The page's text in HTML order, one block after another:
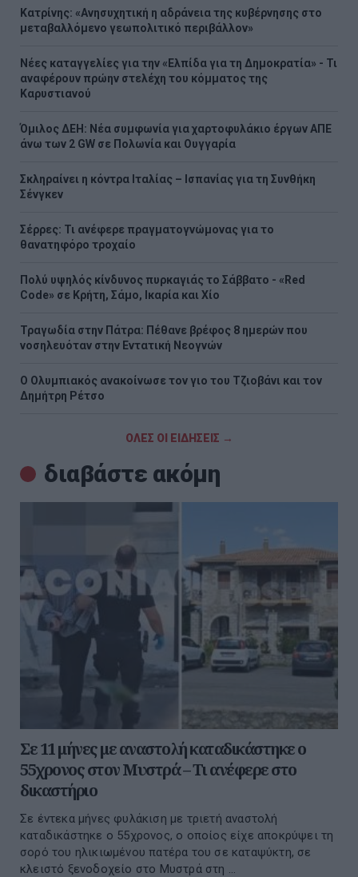
Κατρίνης: «Ανησυχητική η αδράνεια της κυβέρνησης στο
μεταβαλλόμενο γεωπολιτικό περιβάλλον»
Νέες καταγγελίες για την «Ελπίδα για τη Δημοκρατία» - Τι
αναφέρουν πρώην στελέχη του κόμματος της
Καρυστιανού
Όμιλος ΔΕΗ: Νέα συμφωνία για χαρτοφυλάκιο έργων ΑΠΕ
άνω των 2 GW σε Πολωνία και Ουγγαρία
Σκληραίνει η κόντρα Ιταλίας – Ισπανίας για τη Συνθήκη
Σένγκεν
Σέρρες: Τι ανέφερε πραγματογνώμονας για το
θανατηφόρο τροχαίο
Πολύ υψηλός κίνδυνος πυρκαγιάς το Σάββατο - «Red
Code» σε Κρήτη, Σάμο, Ικαρία και Χίο
Τραγωδία στην Πάτρα: Πέθανε βρέφος 8 ημερών που
νοσηλευόταν στην Εντατική Νεογνών
O Ολυμπιακός ανακοίνωσε τον γιο του Τζιοβάνι και τον
Δημήτρη Ρέτσο
ΟΛΕΣ ΟΙ ΕΙΔΗΣΕΙΣ →
διαβάστε ακόμη
Σε 11 μήνες με αναστολή καταδικάστηκε ο
55χρονος στον Μυστρά – Τι ανέφερε στο
δικαστήριο
Σε έντεκα μήνες φυλάκιση με τριετή αναστολή
καταδικάστηκε ο 55χρονος, ο οποίος είχε αποκρύψει τη
σορό του ηλικιωμένου πατέρα του σε καταψύκτη, σε
κλειστό ξενοδοχείο στο Μυστρά στη ...